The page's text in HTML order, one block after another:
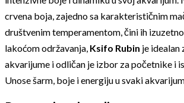
crvena boja, zajedno sa karakterističnim
društvenim temperamentom, čini ih
lakoćom održavanja, Ksifo Rubin je idealan
akvarijume i odličan je izbor za početnike i
Unose šarm, boje i energiju u svaki